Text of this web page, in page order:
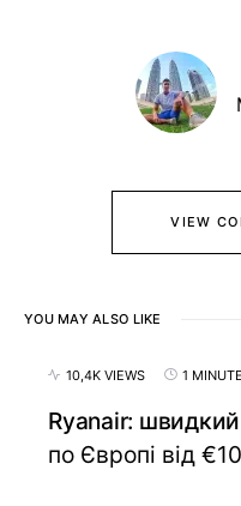
VIEW
YOU MAY ALSO LIKE
10,4K VIEWS 1
Ryanair:
по Європі від €10